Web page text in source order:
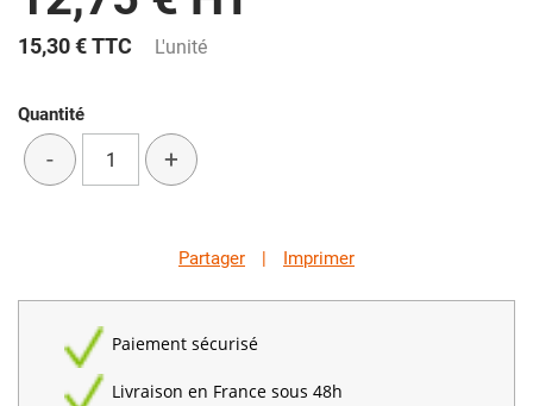
15,30 €TTC L'unité
Quantité
- +
Partager | Imprimer
Paiement sécurisé
Livraison en France sous 48h